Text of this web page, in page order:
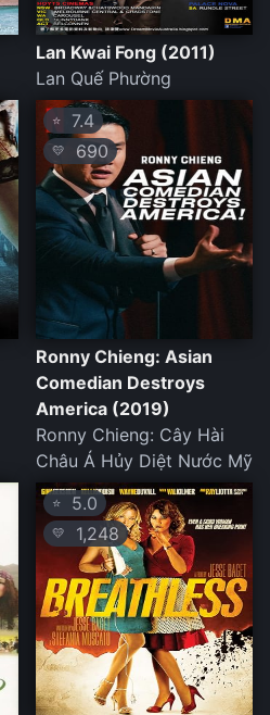
Lan Kwai Fong (2011)
Lan Quế Phường
⭐ 7.4
💛 690
Ronny Chieng: Asian
Comedian Destroys
America (2019)
Ronny Chieng: Cây Hài
Châu Á Hủy Diệt Nước Mỹ
⭐ 5.0
💛 1,248